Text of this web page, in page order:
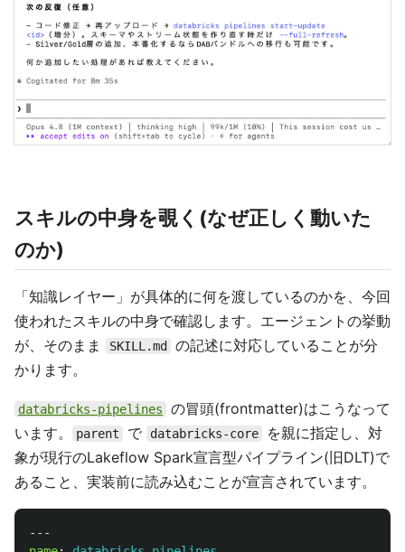
スキルの中身を覗く(なぜ正しく動いた
のか)
「知識レイヤー」が具体的に何を渡しているのかを、今回
使われたスキルの中身で確認します。エージェントの挙動
が、そのまま
SKILL.md
の記述に対応していることが分
かります。
databricks-pipelines
の冒頭(frontmatter)はこうなって
います。
parent で databricks-core
を親に指定し、対
象が現行のLakeflow Spark宣言型パイプライン(旧DLT)で
あること、実装前に読み込むことが宣言されています。
---